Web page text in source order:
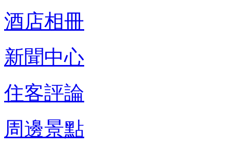
酒店相冊
新聞中心
住客評論
周邊景點